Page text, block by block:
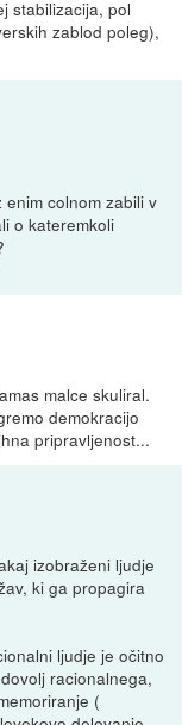
stabilizacija, pol
zablod poleg),
colnom zabili v
o kateremkoli
malce skuliral.
demokracijo
pripravljenost...
izobraženi ljudje
ki ga propagira
ljudje je očitno
racionalnega,
(